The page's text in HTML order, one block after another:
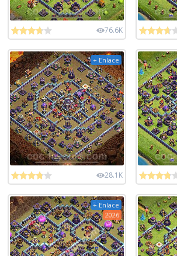
76.6K
+ Enlace
28.1K
+ Enlace
2026